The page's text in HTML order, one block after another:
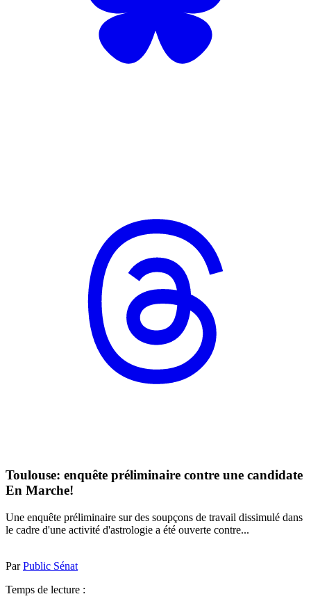
Toulouse: enquête préliminaire contre une candidate
En Marche!
Une enquête préliminaire sur des soupçons de travail dissimulé dans
le cadre d'une activité d'astrologie a été ouverte contre...
ParPublic Sénat
Temps de lecture :